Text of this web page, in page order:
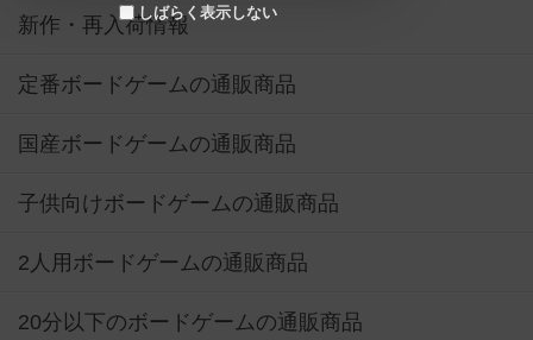
しばらく表示しない
新作・再入荷情報
定番ボードゲームの通販商品
国産ボードゲームの通販商品
子供向けボードゲームの通販商品
2人用ボードゲームの通販商品
20分以下のボードゲームの通販商品